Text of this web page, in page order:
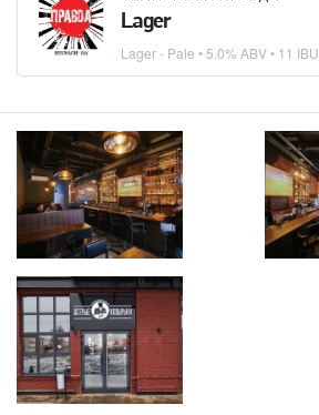
Lager
Lager - Pale • 5.0% ABV • 11 IBU